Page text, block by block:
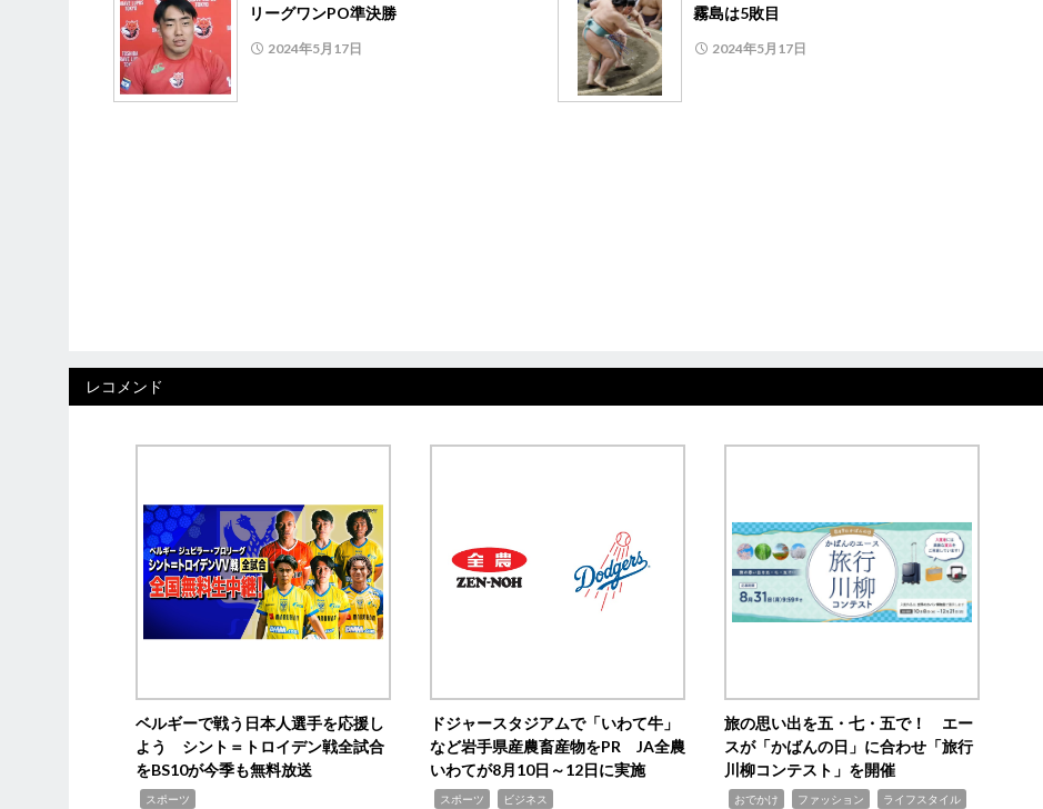
リーグワンPO準決勝
2024年5月17日
霧島は5敗目
2024年5月17日
レコメンド
ベルギーで戦う日本人選手を応援し
よう シント＝トロイデン戦全試合
をBS10が今季も無料放送
スポーツ
ドジャースタジアムで「いわて牛」
など岩手県産農畜産物をPR JA全農
いわてが8月10日～12日に実施
スポーツ ビジネス
旅の思い出を五・七・五で！ エー
スが「かばんの日」に合わせ「旅行
川柳コンテスト」を開催
おでかけ ファッション ライフスタイル